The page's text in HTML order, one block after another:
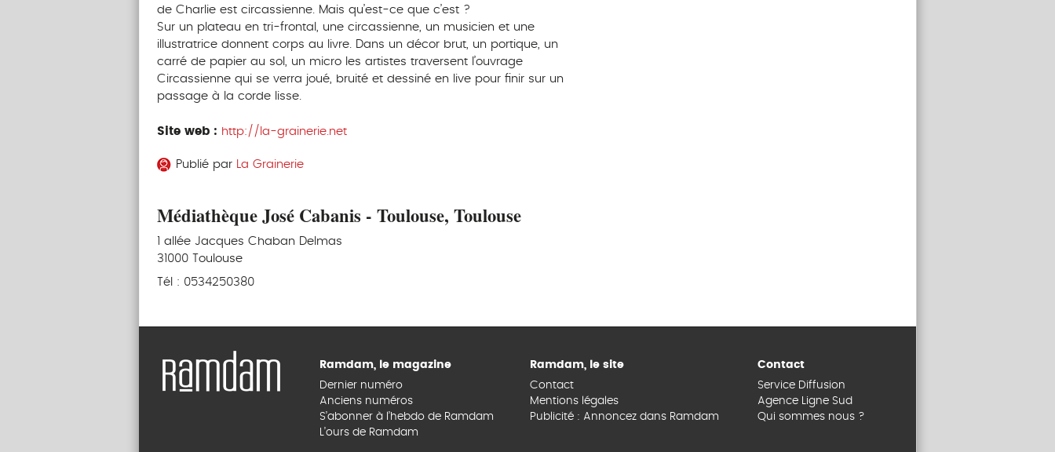
de Charlie est circassienne. Mais qu’est-ce que c’est ?
Sur un plateau en tri-frontal, une circassienne, un musicien et une
illustratrice donnent corps au livre. Dans un décor brut, un portique, un
carré de papier au sol, un micro les artistes traversent l’ouvrage
Circassienne qui se verra joué, bruité et dessiné en live pour finir sur un
passage à la corde lisse.
Site web : http://la-grainerie.net
Publié par La Grainerie
Médiathèque José Cabanis - Toulouse, Toulouse
1 allée Jacques Chaban Delmas
31000 Toulouse
Tél : 0534250380
Ramdam, le magazine
Dernier numéro
Anciens numéros
S’abonner à l’hebdo de Ramdam
L’ours de Ramdam
Ramdam, le site
Contact
Mentions légales
Publicité : Annoncez dans Ramdam
Contact
Service Diffusion
Agence Ligne Sud
Qui sommes nous ?